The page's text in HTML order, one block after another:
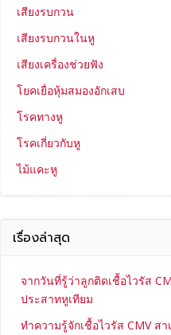
เสียงรบกวน
เสียงรบกวนในหู
เสียงเครื่องช่วยฟัง
โยคเยื่อหุ้มสมองอักเสบ
โรคทางหู
โรคเกี่ยวกับหู
ไม้แคะหู
เรื่องล่าสุด
จากวันที่รู้ว่าลูกติดเชื้อไวรัส
ประสาทหูเทียม
ทำความรู้จักเชื้อไวรัส CMV ส